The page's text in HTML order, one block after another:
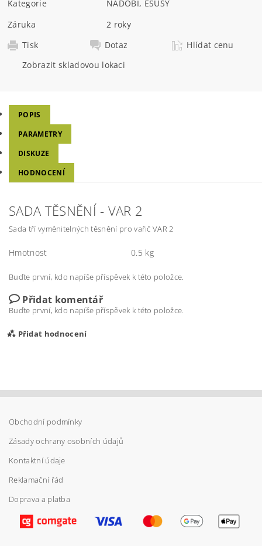
Kategorie
NÁDOBÍ, EŠUSY
Záruka
2 roky
Tisk
Dotaz
Hlídat cenu
Zobrazit skladovou lokaci
POPIS
PARAMETRY
DISKUZE
HODNOCENÍ
SADA TĚSNĚNÍ - VAR 2
Sada tří vyměnitelných těsnění pro vařič VAR 2
Hmotnost 0.5 kg
Buďte první, kdo napíše příspěvek k této položce.
Přidat komentář
Buďte první, kdo napíše příspěvek k této položce.
Přidat hodnocení
Vložením hodnocení souhlasíte spodmínkami
ochrany osobních údajů
Obchodní podmínky
Zásady ochrany osobních údajů
Kontaktní údaje
Reklamační řád
Doprava a platba